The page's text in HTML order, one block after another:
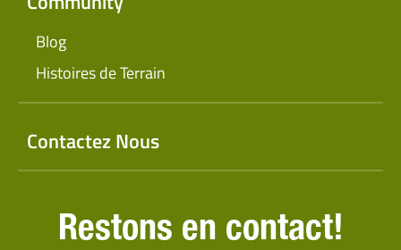
Blog
Histoires de Terrain
Contactez Nous
Restons en contact!